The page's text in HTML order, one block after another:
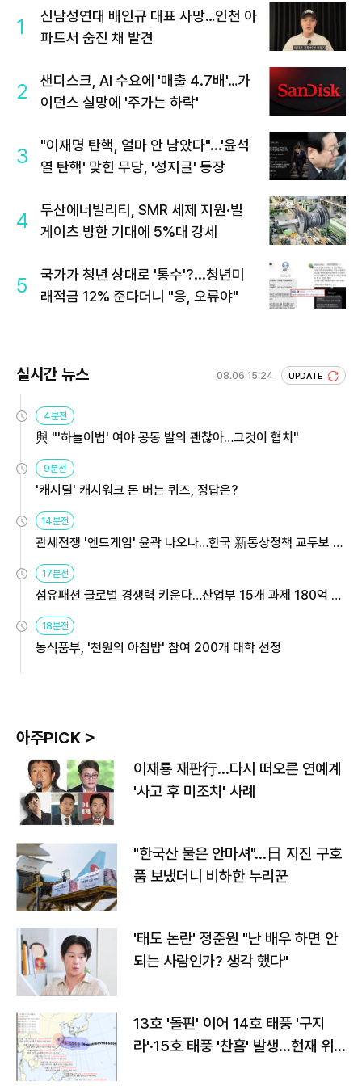
1
신남성연대 배인규 대표 사망…인천 아
파트서 숨진 채 발견
2
샌디스크, AI 수요에 '매출 4.7배'…가
이던스 실망에 '주가는 하락'
3
"이재명 탄핵, 얼마 안 남았다"...'윤석
열 탄핵' 맞힌 무당, '성지글' 등장
4
두산에너빌리티, SMR 세제 지원·빌
게이츠 방한 기대에 5%대 강세
5
국가가 청년 상대로 '통수'?...청년미
래적금 12% 준다더니 "응, 오류야"
실시간 뉴스 08.06 15:24 UPDATE
4분전
與 "'하늘이법' 여야 공동 발의 괜찮아…그것이 협치"
9분전
'캐시딜' 캐시워크 돈 버는 퀴즈, 정답은?
14분전
관세전쟁 '엔드게임' 윤곽 나오나…한국 新통상정책 교두보 활
용해야
17분전
섬유패션 글로벌 경쟁력 키운다…산업부 15개 과제 180억 지
원
18분전
농식품부, '천원의 아침밥' 참여 200개 대학 선정
아주PICK >
이재룡 재판行…다시 떠오른 연예계
'사고 후 미조치' 사례
"한국산 물은 안마셔"…日 지진 구호
품 보냈더니 비하한 누리꾼
'태도 논란' 정준원 "난 배우 하면 안
되는 사람인가? 생각 했다"
13호 '돌핀' 이어 14호 태풍 '구지
라'·15호 태풍 '찬홈' 발생…현재 위